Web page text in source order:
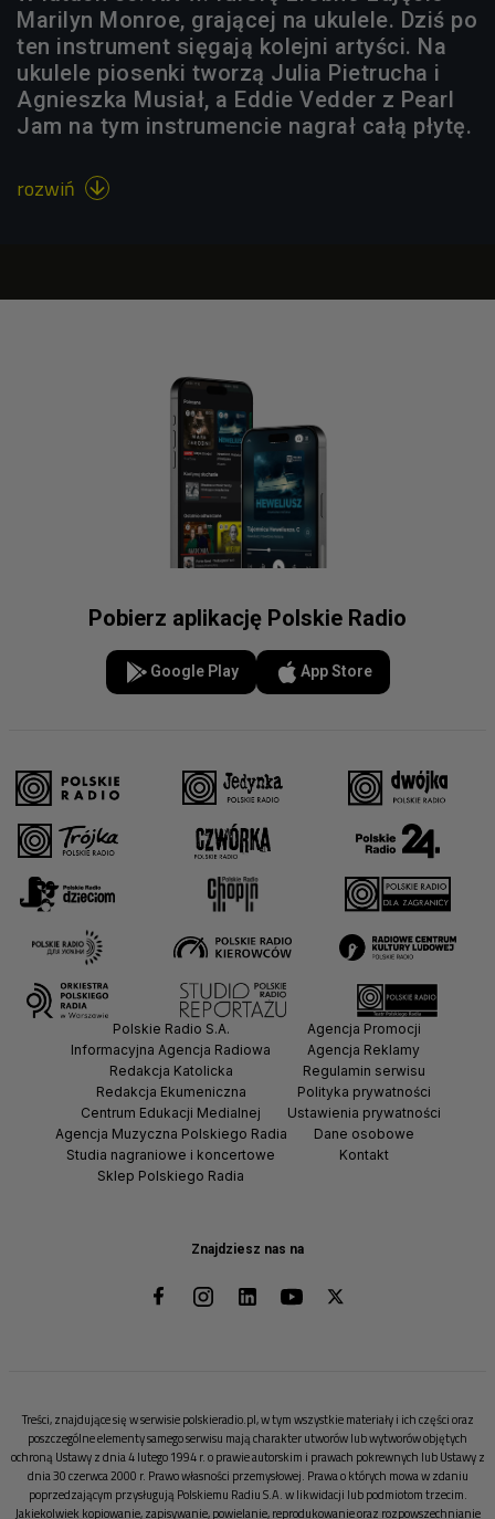
Marilyn Monroe, grającej na ukulele. Dziś po
ten instrument sięgają kolejni artyści. Na
ukulele piosenki tworzą Julia Pietrucha i
Agnieszka Musiał, a Eddie Vedder z Pearl
Jam na tym instrumencie nagrał całą płytę.
rozwiń 
Pobierz aplikację Polskie Radio
Google Play App Store
Znajdziesz nas na
Polskie Radio S.A.
Informacyjna Agencja Radiowa
Redakcja Katolicka
Redakcja Ekumeniczna
Centrum Edukacji Medialnej
Agencja Muzyczna Polskiego Radia
Studia nagraniowe i koncertowe
Sklep Polskiego Radia
Agencja Promocji
Agencja Reklamy
Regulamin serwisu
Polityka prywatności
Ustawienia prywatności
Dane osobowe
Kontakt
Treści, znajdujące się w serwisie polskieradio.pl, w tym wszystkie materiały i ich części oraz
poszczególne elementy samego serwisu mają charakter utworów lub wytworów objętych
ochroną Ustawy z dnia 4 lutego 1994 r. o prawie autorskim i prawach pokrewnych lub Ustawy z
dnia 30 czerwca 2000 r. Prawo własności przemysłowej. Prawa o których mowa w zdaniu
poprzedzającym przysługują Polskiemu Radiu S.A. w likwidacji lub podmiotom trzecim.
Jakiekolwiek kopiowanie, zapisywanie, powielanie, reprodukowanie oraz rozpowszechnianie